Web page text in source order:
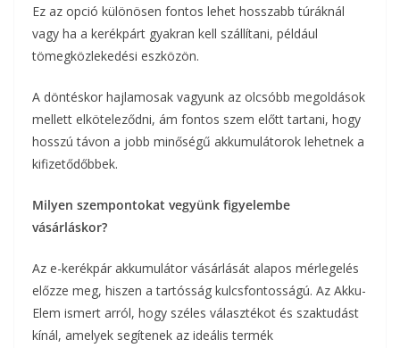
Ez az opció különösen fontos lehet hosszabb túráknál
vagy ha a kerékpárt gyakran kell szállítani, például
tömegközlekedési eszközön.
A döntéskor hajlamosak vagyunk az olcsóbb megoldások
mellett elköteleződni, ám fontos szem előtt tartani, hogy
hosszú távon a jobb minőségű akkumulátorok lehetnek a
kifizetődőbbek.
Milyen szempontokat vegyünk figyelembe
vásárláskor?
Az e-kerékpár akkumulátor vásárlását alapos mérlegelés
előzze meg, hiszen a tartósság kulcsfontosságú. Az Akku-
Elem ismert arról, hogy széles választékot és szaktudást
kínál, amelyek segítenek az ideális termék